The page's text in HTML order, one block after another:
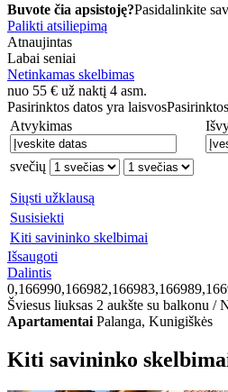
Buvote čia apsistoję?Pasidalinkite
Palikti atsiliepimą
Atnaujintas
Labai seniai
Netinkamas skelbimas
nuo 55 € už naktį 4 asm.
Pasirinktos datos yra laisvos
Atvykimas
svečių
Siųsti užklausą
Susisiekti
Kiti savininko skelbimai
Išsaugoti
Dalintis
Šviesus liuksas 2 aukšte su balkonu /
Apartamentai Palanga, Kunigiškės
Kiti savininko